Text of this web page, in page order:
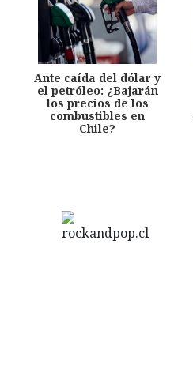
Ante caída del dólar y
el petróleo: ¿Bajarán
los precios de los
combustibles en
Chile?